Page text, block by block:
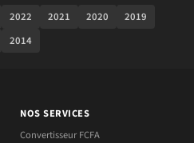
2022 2021 2020
2019
2014
NOS SERVICES
Convertisseur FCFA